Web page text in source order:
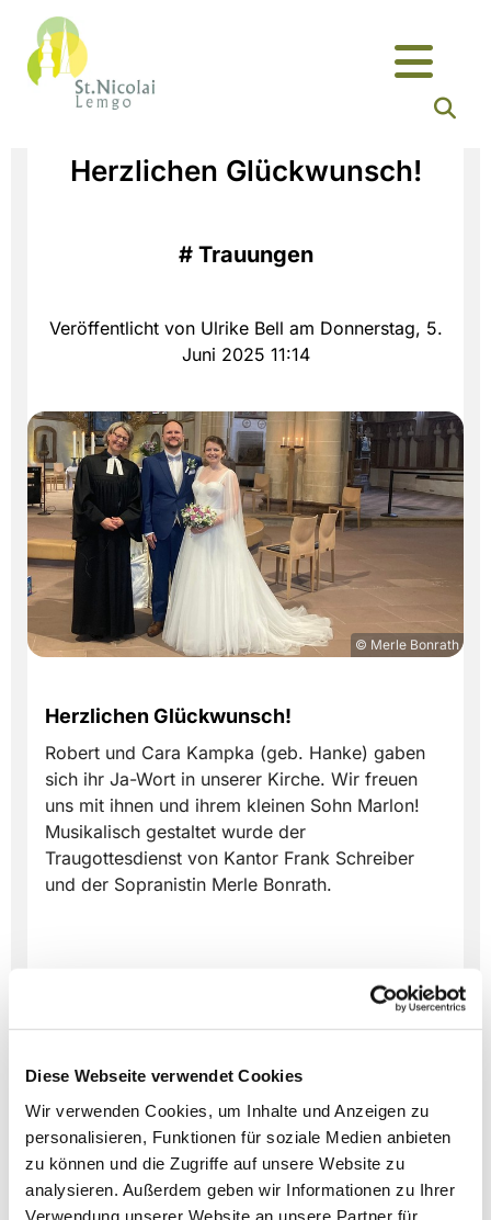
Diese Webseite verwendet Cookies
Wir verwenden Cookies, um Inhalte und Anzeigen zu
personalisieren, Funktionen für soziale Medien anbieten
zu können und die Zugriffe auf unsere Website zu
analysieren. Außerdem geben wir Informationen zu Ihrer
Verwendung unserer Website an unsere Partner für
Herzlichen Glückwunsch!
# Trauungen
Veröffentlicht von Ulrike Bell am Donnerstag, 5.
Juni 2025 11:14
© Merle Bonrath
Herzlichen Glückwunsch!
Robert und Cara Kampka (geb. Hanke) gaben
sich ihr Ja-Wort in unserer Kirche. Wir freuen
uns mit ihnen und ihrem kleinen Sohn Marlon!
Musikalisch gestaltet wurde der
Traugottesdienst von Kantor Frank Schreiber
und der Sopranistin Merle Bonrath.
interessieren